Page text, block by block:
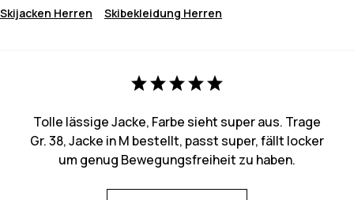
Skijacken Herren Skibekleidung Herren
Tolle lässige Jacke, Farbe sieht super aus. Trage
Gr. 38, Jacke in M bestellt, passt super, fällt locker
um genug Bewegungsfreiheit zu haben.